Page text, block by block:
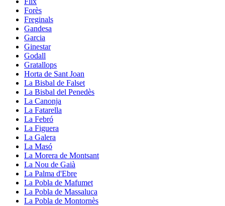
Forès
Freginals
Gandesa
Garcia
Ginestar
Godall
Gratallops
Horta de Sant Joan
La Bisbal de Falset
La Bisbal del Penedès
La Canonja
La Fatarella
La Febró
La Figuera
La Galera
La Masó
La Morera de Montsant
La Nou de Gaià
La Palma d'Ebre
La Pobla de Mafumet
La Pobla de Massaluca
La Pobla de Montornès